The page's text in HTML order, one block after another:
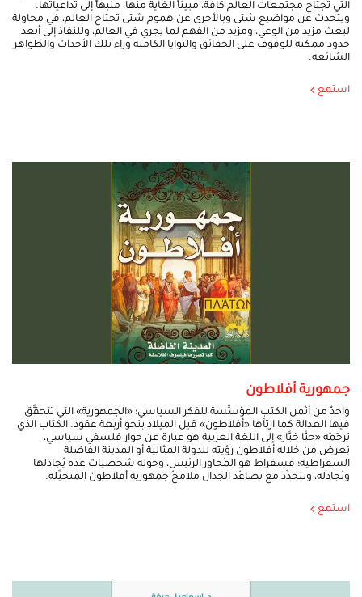
التي تجتاح مجتمعات العالم كافة، مبيناً الغاية منها، منبهاً إلى تداعياتها.
ويتحدث عن مواضيع شتى وبالأحرى عن هموم شتى تجتاح العالم، في محاولة
لبعث مزيد من الوعي، ومزيد من الفهم لما يجري في العالم، وللنفاذ إلى أبعد
حدود ممكنة للوقوف على الحقائق والنوايا الكامنة وراء تلك الأحداث والظواهر
الشائعة.
استمع
جمهورية أفلاطون
واحدٌ من أثمن الكتب المؤسِّسة للفكر السياسي؛ «الجمهورية» التي تتحقَّق
فيها العدالة كما ارتآها «أفلاطون» قبل الميلاد بنحو أربعة عقود. الكتاب الذي
ترجَمَه «حنَّا خبَّاز» إلى اللغة العربية هو عبارة عن حوار فلسفي سياسي،
يَعرض من خلاله أفلاطون رؤيتَه للدولة المثالية أو المدينة الفاضلة
السقراطية؛ فسقراط هو المُحاوِر الرئيس، وحوله شخصيات عدة يُجادلها
وتُجادله، وتتحدَّد مع تصاعُد الجدال ملامحُ جمهورية أفلاطون المتخَيَّلة.
استمع